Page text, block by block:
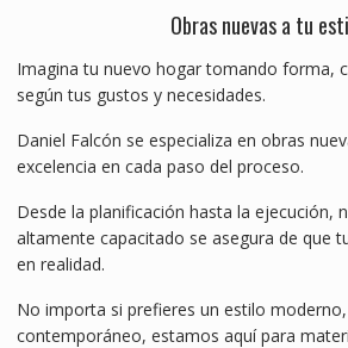
Obras nuevas a tu
Imagina tu nuevo hogar tomando forma,
según tus gustos y necesidades.
Daniel Falcón se especializa en obras
excelencia en cada paso del proceso.
Desde la planificación hasta la ejecución,
altamente capacitado se asegura de que
en realidad.
No importa si prefieres un estilo
contemporáneo, estamos aquí para